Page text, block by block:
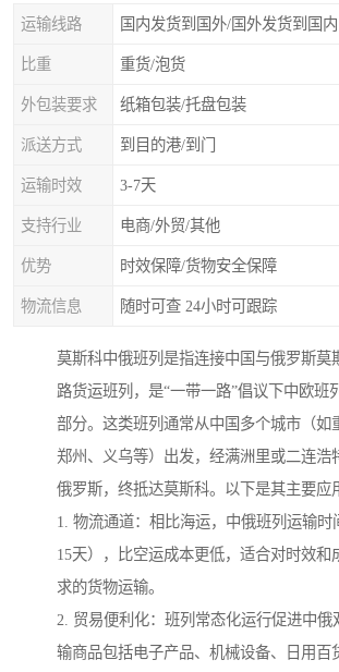
运输线路 国内发货到国外/国外发货到国内
比重 重货/泡货
外包装要求 纸箱包装/托盘包装
派送方式 到目的港/到门
运输时效 3-7天
支持行业 电商/外贸/其他
优势 时效保障/货物安全保障
物流信息 随时可查 24小时可跟踪
莫斯科中俄班列是指连接中国与俄罗斯莫
路货运班列，是“一带一路”倡议下中欧班
部分。这类班列通常从中国多个城市（如
郑州、义乌等）出发，经满洲里或二连浩
俄罗斯，终抵达莫斯科。以下是其主要应
1. 物流通道：相比海运，中俄班列运输时
15天），比空运成本更低，适合对时效和
求的货物运输。
2. 贸易便利化：班列常态化运行促进中俄
输商品包括电子产品、机械设备、日用百